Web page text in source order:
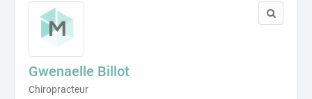
Gwenaelle Billot
Chiropracteur